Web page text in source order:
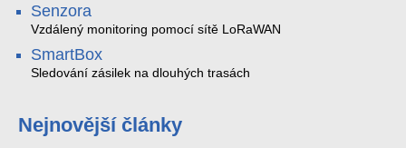
Senzora
Vzdálený monitoring pomocí sítě LoRaWAN
SmartBox
Sledování zásilek na dlouhých trasách
Nejnovější články